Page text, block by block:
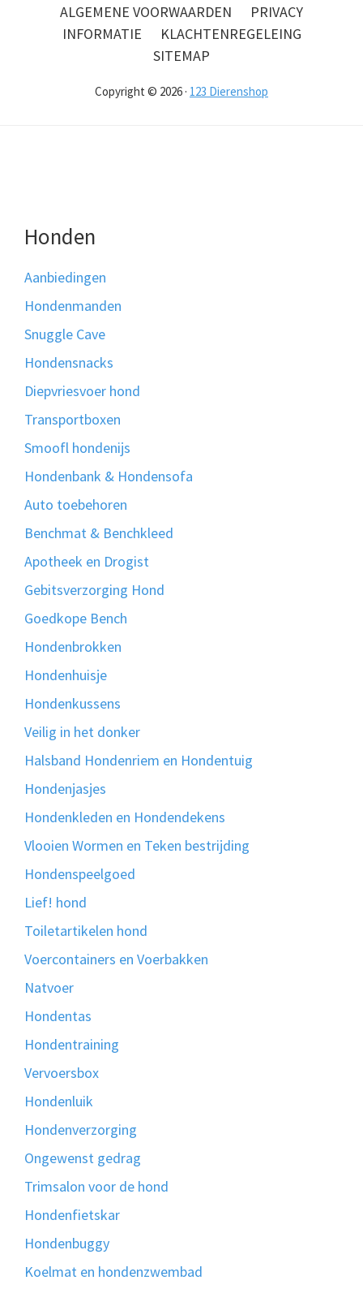
ALGEMENE VOORWAARDEN
PRIVACY
INFORMATIE
KLACHTENREGELEING
SITEMAP
Copyright © 2026 · 123 Dierenshop
Honden
Aanbiedingen
Hondenmanden
Snuggle Cave
Hondensnacks
Diepvriesvoer hond
Transportboxen
Smoofl hondenijs
Hondenbank & Hondensofa
Auto toebehoren
Benchmat & Benchkleed
Apotheek en Drogist
Gebitsverzorging Hond
Goedkope Bench
Hondenbrokken
Hondenhuisje
Hondenkussens
Veilig in het donker
Halsband Hondenriem en Hondentuig
Hondenjasjes
Hondenkleden en Hondendekens
Vlooien Wormen en Teken bestrijding
Hondenspeelgoed
Lief! hond
Toiletartikelen hond
Voercontainers en Voerbakken
Natvoer
Hondentas
Hondentraining
Vervoersbox
Hondenluik
Hondenverzorging
Ongewenst gedrag
Trimsalon voor de hond
Hondenfietskar
Hondenbuggy
Koelmat en hondenzwembad